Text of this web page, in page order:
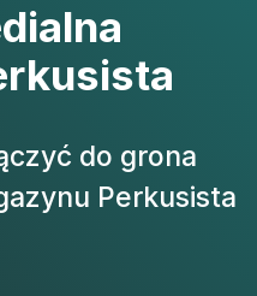
do grona
Perkusista